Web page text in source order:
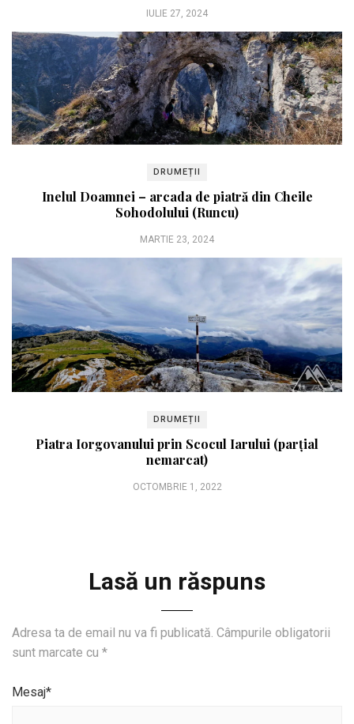
IULIE 27, 2024
DRUMEȚII
Inelul Doamnei – arcada de piatră din Cheile
Sohodolului (Runcu)
MARTIE 23, 2024
DRUMEȚII
Piatra Iorgovanului prin Scocul Iarului (parțial
nemarcat)
OCTOMBRIE 1, 2022
Lasă un răspuns
Adresa ta de email nu va fi publicată. Câmpurile obligatorii
sunt marcate cu *
Mesaj*